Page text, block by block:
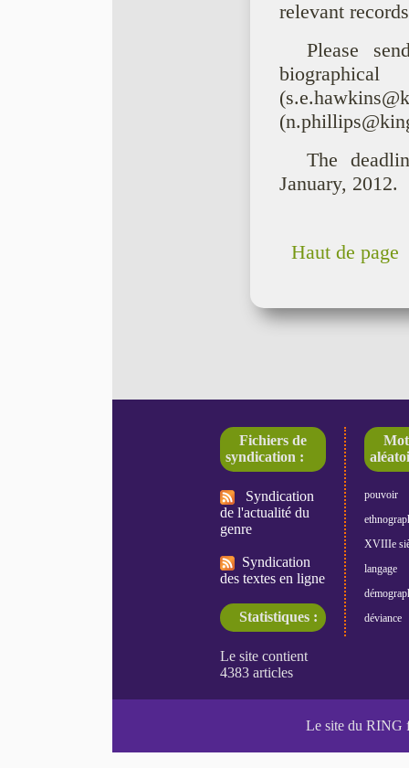
relevant
Please
The
January, 2012.
Haut de page
Fichiers de
syndication :
Syndication
de l'actualité du
genre
Syndication
des textes en ligne
Statistiques :
pouvoir
XVIIIe
langage
déviance
Le site du RING